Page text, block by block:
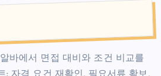
바에서 면접 대비와 조건 비교를
: 자격 요건 재확인, 필요서류 확보,